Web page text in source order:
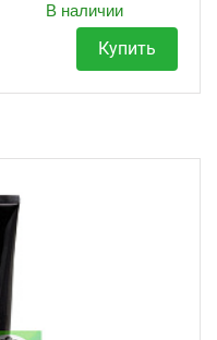
В наличии
Купить